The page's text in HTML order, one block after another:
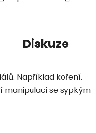
Diskuze
Například koření.
manipulaci se sypkým